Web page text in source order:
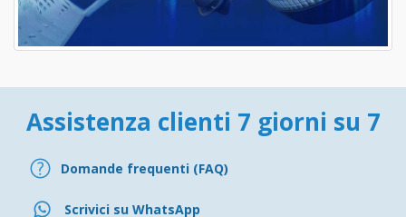
Assistenza clienti 7 giorni su 7
Domande frequenti (FAQ)
Scrivici su WhatsApp